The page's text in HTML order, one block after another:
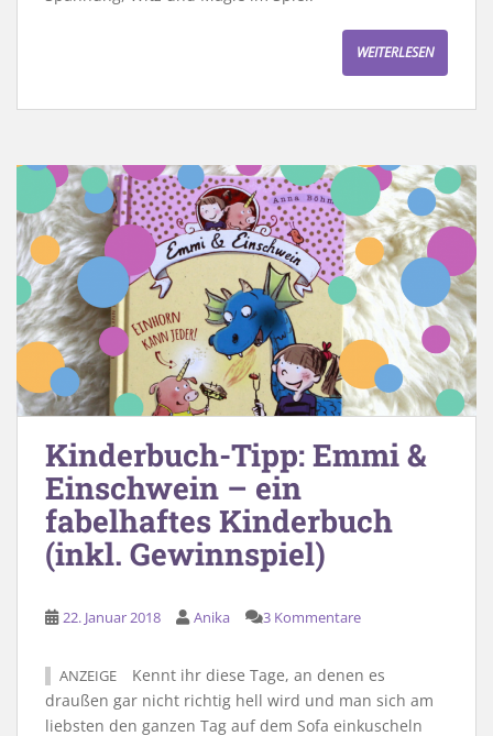
WEITERLESEN
Kinderbuch-Tipp: Emmi &
Einschwein – ein
fabelhaftes Kinderbuch
(inkl. Gewinnspiel)
22. Januar 2018 Anika 3 Kommentare
ANZEIGE
Kennt ihr diese Tage, an denen es
draußen gar nicht richtig hell wird und man sich am
liebsten den ganzen Tag auf dem Sofa einkuscheln